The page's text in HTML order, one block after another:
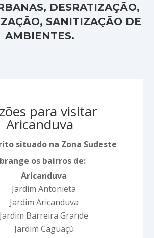
DESRATIZAÇÃO,
SANITIZAÇÃO DE
AMBIENTES.
para visitar
Aricanduva
situado na Zona Sudeste
os bairros de:
Aricanduva
Jardim Antonieta
Jardim Aricanduva
Jardim Barreira Grande
Jardim Caguaçú